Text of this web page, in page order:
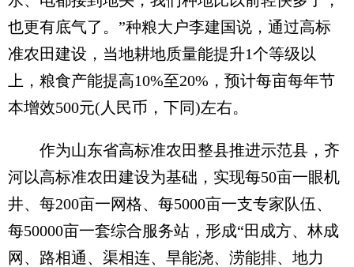
也更有底气了。”种粮大户李建国说，通过高标
准农田建设，当地耕地质量能提升1个等级以
上，粮食产能提高10%至20%，预计每亩每年节
本增效500元(人民币，下同)左右。
作为山东省高标准农田整县推进示范县，齐
河以高标准农田建设为基础，实现每50亩一眼机
井、每200亩一网格、每5000亩一支专家队伍、
每50000亩一套综合服务站，形成“田成方、林成
网、路相通、渠相连、旱能浇、涝能排、地力